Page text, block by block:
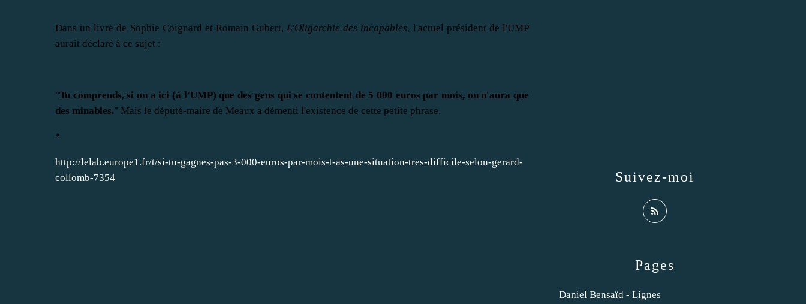
Dans un livre de Sophie Coignard et Romain Gubert, L'Oligarchie des incapables, l'actuel président de l'UMP
aurait déclaré à ce sujet :
"Tu comprends, si on a ici (à l'UMP) que des gens qui se contentent de 5 000 euros par mois, on n'aura que
des minables." Mais le député-maire de Meaux a démenti l'existence de cette petite phrase.
*
http://lelab.europe1.fr/t/si-tu-gagnes-pas-3-000-euros-par-mois-t-as-une-situation-tres-difficile-selon-gerard-
collomb-7354
Pages
Daniel Bensaïd - Lignes
Suivez-moi